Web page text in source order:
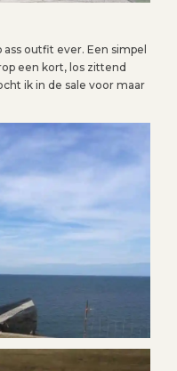
outfit ever. Een simpel
een kort, los zittend
ik in de sale voor maar